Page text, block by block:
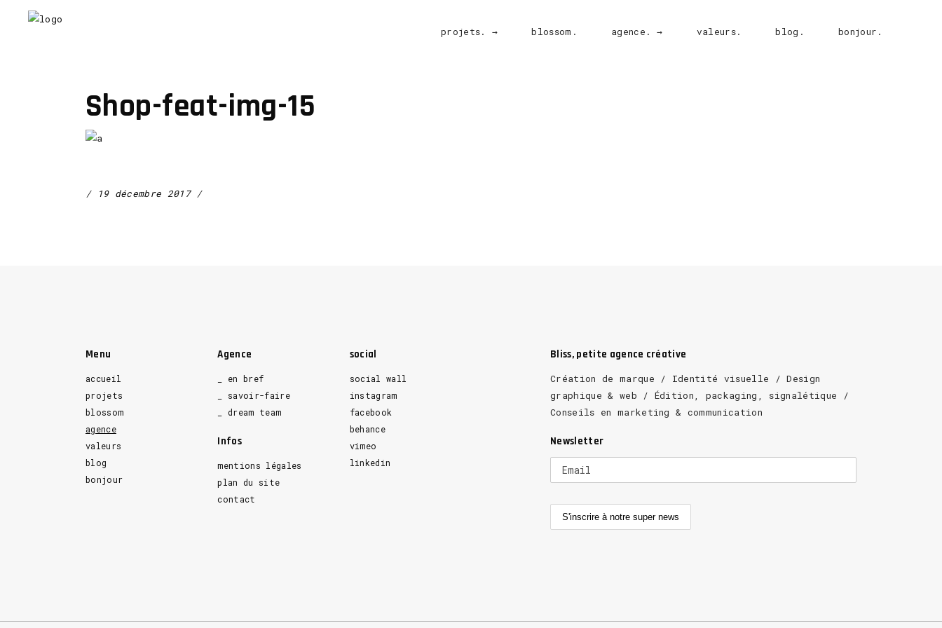
projets. → blossom. agence. → valeurs. blog. bonjour.
Shop-feat-img-15
19 décembre 2017
Menu
accueil
projets
blossom
agence
valeurs
blog
bonjour
Agence
_ en bref
_ savoir-faire
_ dream team
Infos
mentions légales
plan du site
contact
social
social wall
instagram
facebook
behance
vimeo
linkedin
Bliss, petite agence créative
Création de marque / Identité visuelle / Design
graphique & web / Édition, packaging, signalétique /
Conseils en marketing & communication
Newsletter